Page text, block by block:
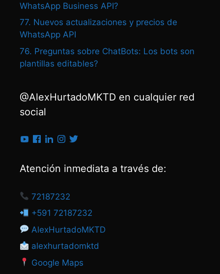
WhatsApp Business API?
77. Nuevos actualizaciones y precios de
WhatsApp API
76. Preguntas sobre ChatBots: Los bots son
plantillas editables?
@AlexHurtadoMKTD en cualquier red
social
Atención inmediata a través de:
72187232
+591 72187232
AlexHurtadoMKTD
alexhurtadomktd
Google Maps